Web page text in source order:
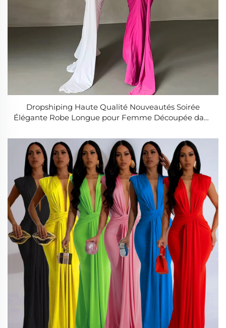
Dropshiping Haute Qualité Nouveautés Soirée
Élégante Robe Longue pour Femme Découpée dans